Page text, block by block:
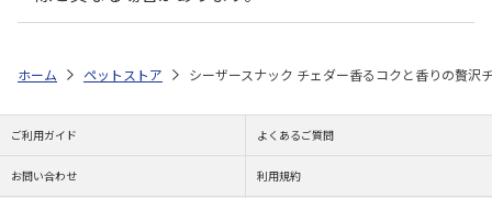
ホーム ペットストア シーザースナック チェダー香るコクと香りの贅沢
ご利用ガイド よくあるご質問
お問い合わせ 利用規約